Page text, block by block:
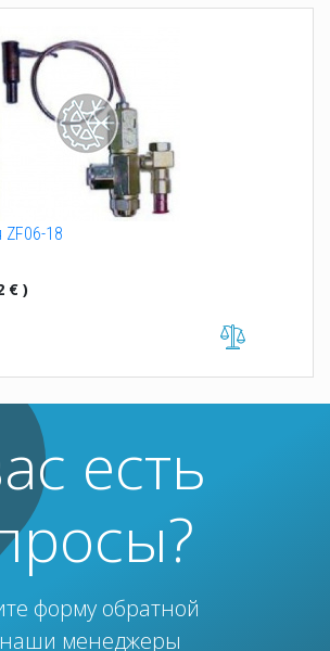
ZF06-18
€ )
есть
форму обратной
наши менеджеры